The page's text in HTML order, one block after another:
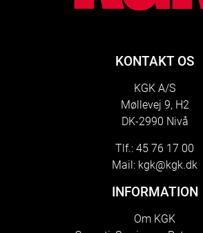
KONTAKT OS
KGK A/S
Møllevej 9, H2
DK-2990 Nivå
Tlf.: 45 76 17 00
Mail: kgk@kgk.dk
INFORMATION
Om KGK